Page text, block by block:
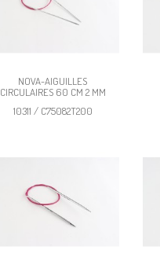
NOVA-AIGUILLES
CIRCULAIRES 60 CM 2 MM
10311 / C75082T200